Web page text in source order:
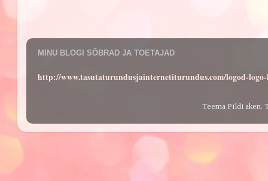
MINU BLOGI SÕBRAD JA TOETAJAD
http://www.tasutaturundusjainternetiturundus.com/logod-
Teema Pildi aken.